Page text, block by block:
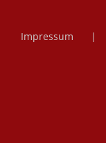
Impressum